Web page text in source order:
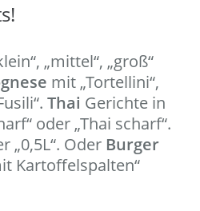
„mittel“, „groß“
mit „Tortellini“,
Thai Gerichte in
oder „Thai scharf“.
„0,5L“. Oder Burger
Kartoffelspalten“